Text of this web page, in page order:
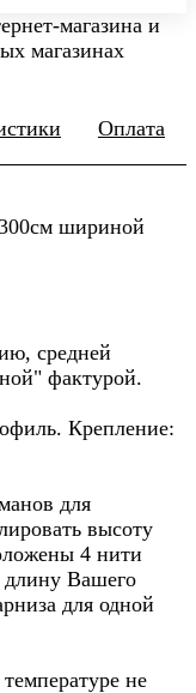
магазина и
магазинах
Оплата
шириной
средней
фактурой.
Крепление:
для
высоту
4 нити
длину Вашего
для одной
не